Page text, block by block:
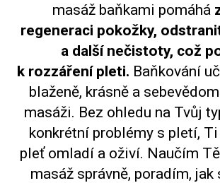
masáž baňkami pomáhá
regeneraci pokožky,
a další nečistoty, což
k rozzáření pleti. Baňkování
blaženě, krásně a
masáži. Bez ohledu na Tvůj
konkrétní problémy s pletí,
pleť omladí a oživí. Naučím
masáž správně, poradím, jak